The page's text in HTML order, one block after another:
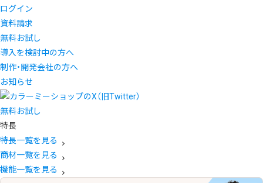
ログイン
資料請求
無料お試し
導入を検討中の方へ
制作・開発会社の方へ
お知らせ
無料お試し
特長
特長一覧を見る
商材一覧を見る
機能一覧を見る